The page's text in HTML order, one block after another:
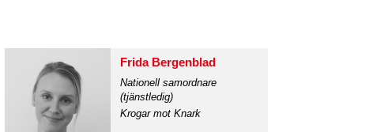
Frida Bergenblad
Nationell samordnare
(tjänstledig)
Krogar mot Knark